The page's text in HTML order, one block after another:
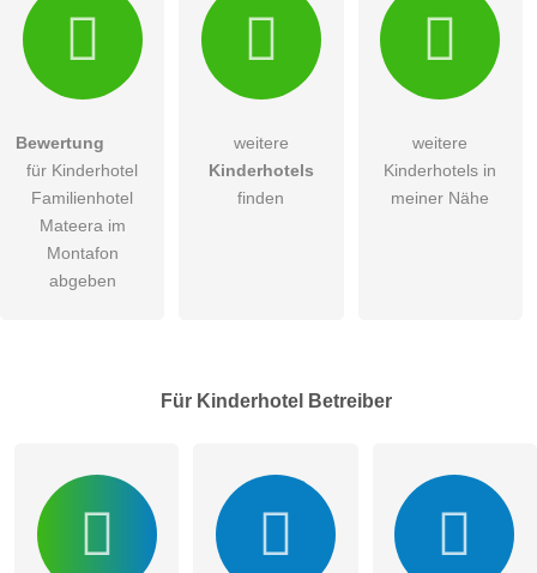
Bewertung
für Kinderhotel
Familienhotel
Mateera im
Montafon
abgeben
weitere
Kinderhotels
finden
weitere
Kinderhotels in
meiner Nähe
Für Kinderhotel Betreiber